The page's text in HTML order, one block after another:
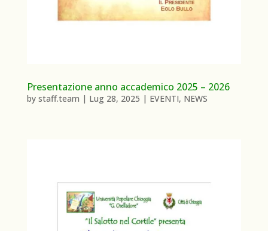
Presentazione anno accademico 2025 – 2026
by staff.team | Lug 28, 2025 | EVENTI, NEWS